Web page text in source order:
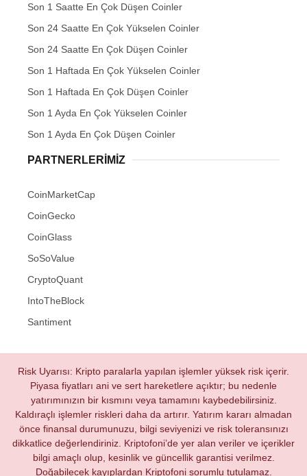
Son 1 Saatte En Çok Düşen Coinler
Son 24 Saatte En Çok Yükselen Coinler
Son 24 Saatte En Çok Düşen Coinler
Son 1 Haftada En Çok Yükselen Coinler
Son 1 Haftada En Çok Düşen Coinler
Son 1 Ayda En Çok Yükselen Coinler
Son 1 Ayda En Çok Düşen Coinler
PARTNERLERIMIZ
CoinMarketCap
CoinGecko
CoinGlass
SoSoValue
CryptoQuant
IntoTheBlock
Santiment
Risk Uyarısı: Kripto paralarla yapılan işlemler yüksek risk içerir.
Piyasa fiyatları ani ve sert hareketlere açıktır; bu nedenle
yatırımınızın bir kısmını veya tamamını kaybedebilirsiniz.
Kaldıraçlı işlemler riskleri daha da artırır. Yatırım kararı almadan
önce finansal durumunuzu, bilgi seviyenizi ve risk toleransınızı
dikkatlice değerlendiriniz. Kriptofoni’de yer alan veriler ve içerikler
bilgi amaçlı olup, kesinlik ve güncellik garantisi verilmez.
Doğabilecek kayıplardan Kriptofoni sorumlu tutulamaz.